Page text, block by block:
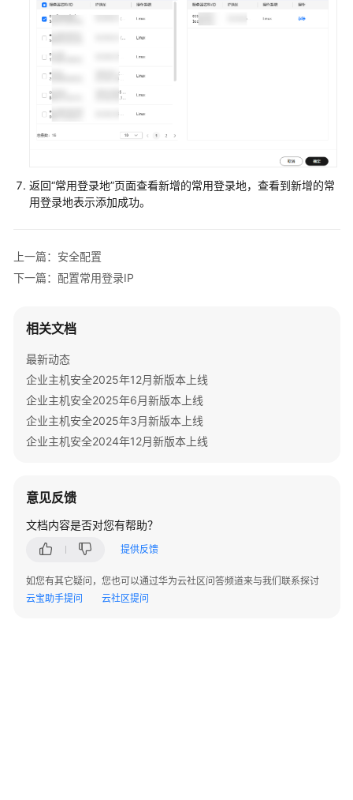
购
买
并
接
入
企
业
主
全
防
护
产
管
理
险
主
防
返回“常用登录地”页面查看新增的常用登录地，查看到新增的常
用登录地表示添加成功。
上一篇：安全配置
下一篇：配置常用登录IP
相关文档
最新动态
企业主机安全2025年12月新版本上线
企业主机安全2025年6月新版本上线
企业主机安全2025年3月新版本上线
企业主机安全2024年12月新版本上线
意见反馈
文档内容是否对您有帮助？
提供反馈
如您有其它疑问，您也可以通过华为云社区问答频道来与我们联系探讨
云宝助手提问
云社区提问